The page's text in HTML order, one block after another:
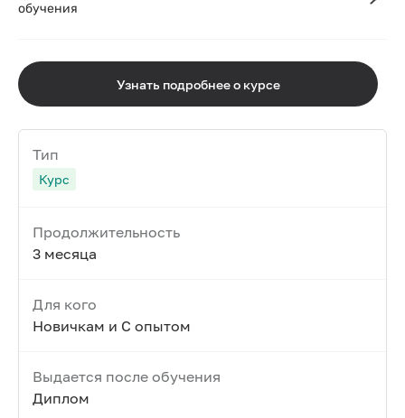
обучения
Узнать подробнее о курсе
Тип
Курс
Продолжительность
3 месяца
Для кого
Новичкам и С опытом
Выдается после обучения
Диплом